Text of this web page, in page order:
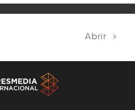
Abrir
El Hormiguero
Pasapalabra